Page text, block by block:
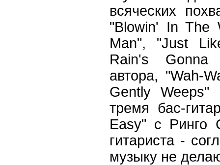
всяческих
"Blowin' In The
Man", "Just
Rain's
автора, "Wah-
Gently
тремя бас-
Easy" с Ринго
гитариста -
музыку не